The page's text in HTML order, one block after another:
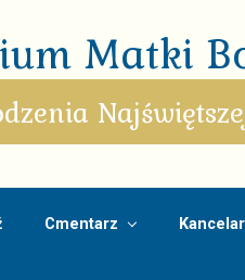
Matki
Cmentarz